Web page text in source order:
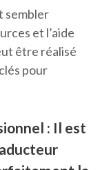
sembler
et l’aide
être réalisé
pour
: Il est